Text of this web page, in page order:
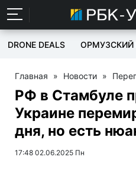
DRONE DEALS ОРМУЗСКИЙ
Главная » Новости »
РФ в Стамбуле
Украине
дня, но есть
17:48 02.06.2025 Пн